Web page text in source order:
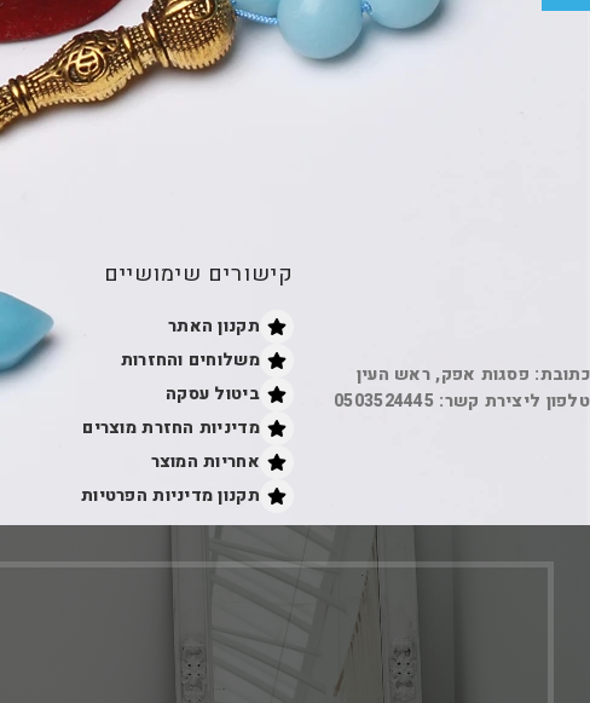
כתובת: פסגות אפק, ראש העין
טלפון ליצירת קשר: 0503524445
קישורים שימושיים
תקנון האתר
משלוחים והחזרות
ביטול עסקה
מדיניות החזרת מוצרים
אחריות המוצר
תקנון מדיניות הפרטיות